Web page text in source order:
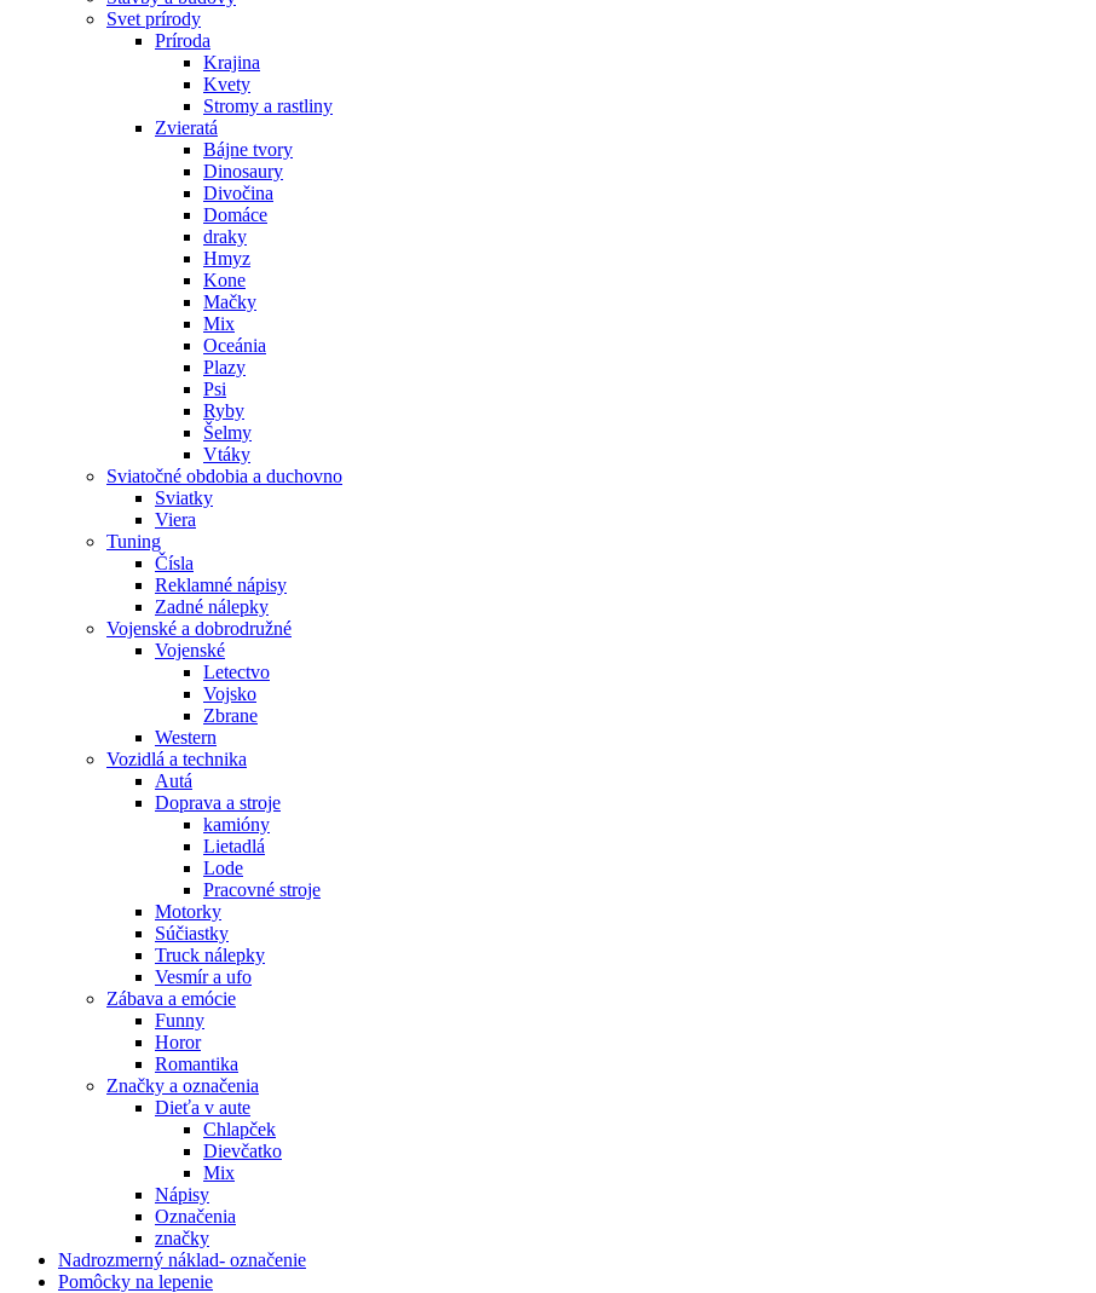
Svet prírody
Príroda
Krajina
Kvety
Stromy a rastliny
Zvieratá
Bájne tvory
Dinosaury
Divočina
Domáce
draky
Hmyz
Kone
Mačky
Mix
Oceánia
Plazy
Psi
Ryby
Šelmy
Vtáky
Sviatočné obdobia a duchovno
Sviatky
Viera
Tuning
Čísla
Reklamné nápisy
Zadné nálepky
Vojenské a dobrodružné
Vojenské
Letectvo
Vojsko
Zbrane
Western
Vozidlá a technika
Autá
Doprava a stroje
kamióny
Lietadlá
Lode
Pracovné stroje
Motorky
Súčiastky
Truck nálepky
Vesmír a ufo
Zábava a emócie
Funny
Horor
Romantika
Značky a označenia
Dieťa v aute
Chlapček
Dievčatko
Mix
Nápisy
Označenia
značky
Nadrozmerný náklad- označenie
Pomôcky na lepenie